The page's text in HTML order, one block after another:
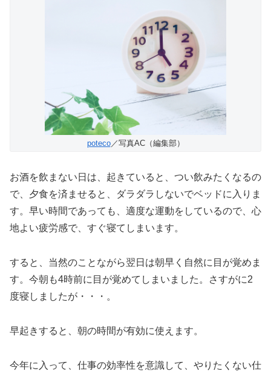
poteco／写真AC（編集部）
お酒を飲まない日は、起きていると、つい飲みたくなるの
で、夕食を済ませると、ダラダラしないでベッドに入りま
す。早い時間であっても、適度な運動をしているので、心
地よい疲労感で、すぐ寝てしまいます。
すると、当然のことながら翌日は朝早く自然に目が覚めま
す。今朝も4時前に目が覚めてしまいました。さすがに2
度寝しましたが・・・。
早起きすると、朝の時間が有効に使えます。
今年に入って、仕事の効率性を意識して、やりたくない仕